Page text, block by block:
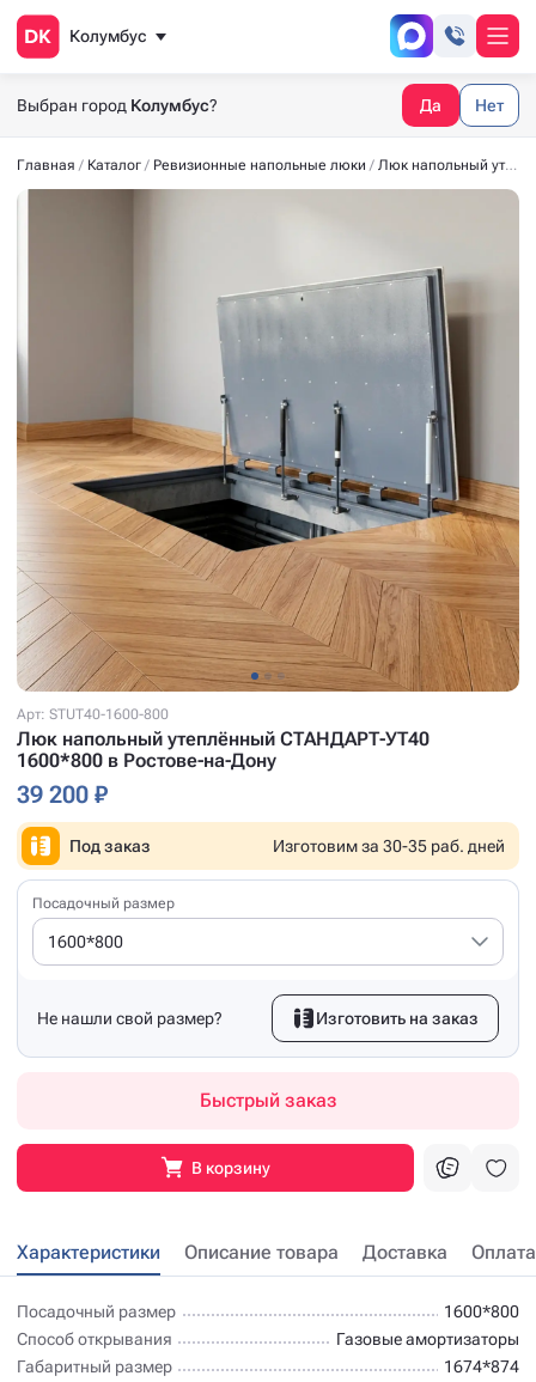
Колумбус
Выбран город Колумбус? Да Нет
Главная Каталог Ревизионные напольные люки Люк напольный утеплённый СТАНДАРТ-УТ40 1600*800
Арт: STUT40-1600-800
Люк напольный утеплённый СТАНДАРТ-УТ40
1600*800 в Ростове-на-Дону
39 200 ₽
Под заказ Изготовим за 30-35 раб. дней
Посадочный размер
1600*800
Не нашли свой размер? Изготовить на заказ
Быстрый заказ
В корзину
Характеристики Описание товара Доставка Оплата
Посадочный размер
1600*800
Способ открывания
Газовые амортизаторы
Габаритный размер
1674*874